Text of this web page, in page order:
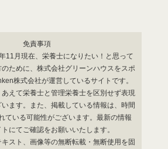
免責事項
11月現在、栄養士になりたい！と思って
ために、株式会社グリーンハウスをスポ
株式会社が運営しているサイトです。
えて栄養士と管理栄養士を区別せず表現
ます。また、掲載している情報は、時間
ている可能性がございます。最新の情報
にてご確認をお願いいたします。
スト、画像等の無断転載・無断使用を固